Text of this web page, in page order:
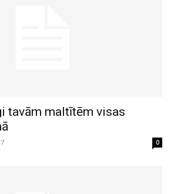
tavām maltītēm visas
0